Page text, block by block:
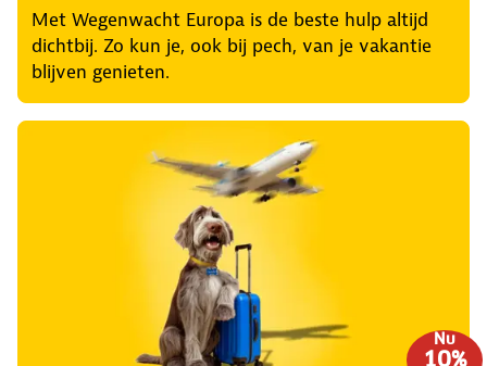
Met Wegenwacht Europa is de beste hulp altijd
dichtbij. Zo kun je, ook bij pech, van je vakantie
blijven genieten.
Nu
10%